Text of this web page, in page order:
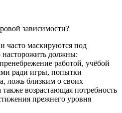
зависимости?
часто маскируются под
должны:
работой, учёбой
ради игры, попытки
ложь близким о своих
возрастающая потребность
прежнего уровня